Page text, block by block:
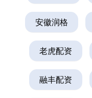
安徽润格
老虎配资
融丰配资